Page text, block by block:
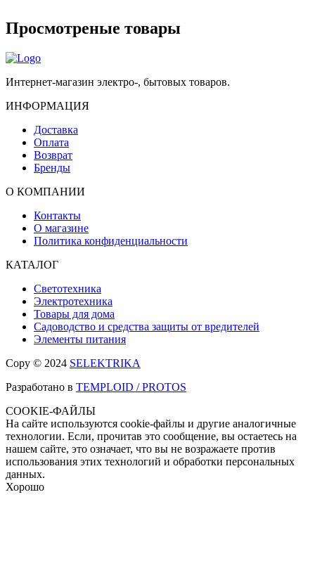
Просмотреные товары
Интернет-магазин электро-, бытовых товаров.
ИНФОРМАЦИЯ
Доставка
Оплата
Возврат
Бренды
О КОМПАНИИ
Контакты
О магазине
Политика конфиденциальности
КАТАЛОГ
Светотехника
Электротехника
Товары для дома
Садоводство и средства защиты от вредителей
Элементы питания
Copy © 2024 SELEKTRIKA
Разработано в TEMPLOID / PROTOS
COOKIE-ФАЙЛЫ
На сайте используются cookie-файлы и другие аналогичные
технологии. Если, прочитав это сообщение, вы остаетесь на
нашем сайте, это означает, что вы не возражаете против
использования этих технологий и обработки персональных
данных.
Хорошо